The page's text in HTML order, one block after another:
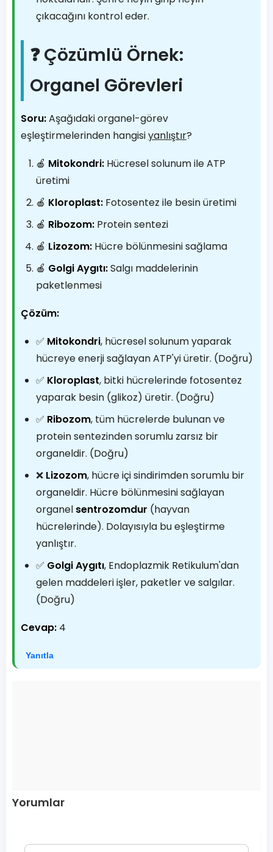
çıkacağını kontrol eder.
❓ Çözümlü Örnek:
Organel Görevleri
Soru:Aşağıdaki organel-görev
eşleştirmelerinden hangisiyanlıştır?
🍎 Mitokondri: Hücresel solunum ile ATP
üretimi
🍎 Kloroplast: Fotosentez ile besin üretimi
🍎 Ribozom: Protein sentezi
🍎 Lizozom: Hücre bölünmesini sağlama
🍎 Golgi Aygıtı:Salgı maddelerinin
paketlenmesi
Çözüm:
✅ Mitokondri, hücresel solunum yaparak
hücreye enerji sağlayan ATP'yi üretir. (Doğru)
✅ Kloroplast, bitki hücrelerinde fotosentez
yaparak besin (glikoz) üretir. (Doğru)
✅ Ribozom, tüm hücrelerde bulunan ve
protein sentezinden sorumlu zarsız bir
organeldir. (Doğru)
❌ Lizozom, hücre içi sindirimden sorumlu bir
organeldir. Hücre bölünmesini sağlayan
organel sentrozomdur (hayvan
hücrelerinde). Dolayısıyla bu eşleştirme
yanlıştır.
✅ Golgi Aygıtı, Endoplazmik Retikulum'dan
gelen maddeleri işler, paketler ve salgılar.
(Doğru)
Cevap: 4
Yanıtla
Yorumlar